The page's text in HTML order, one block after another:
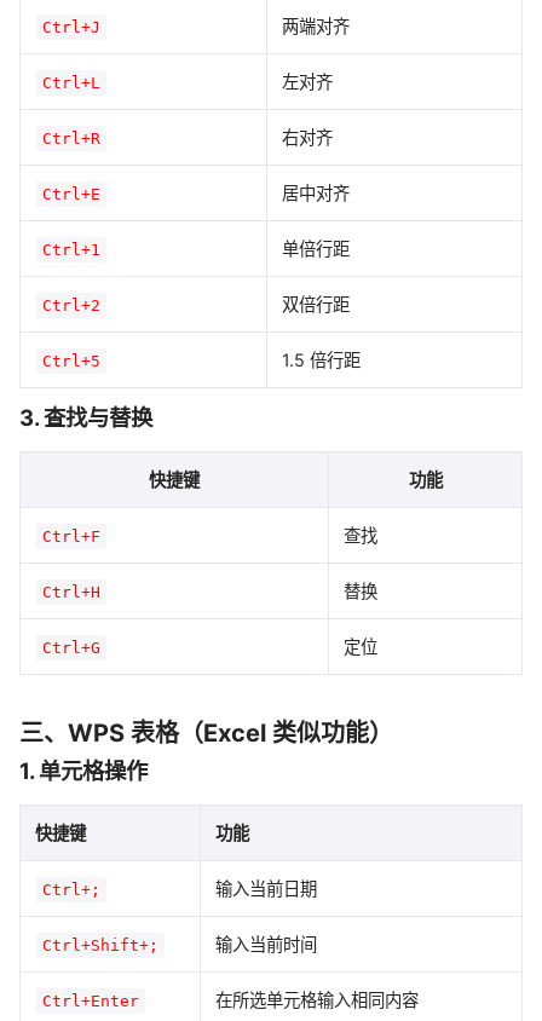
Ctrl+J 两端对齐
Ctrl+L 左对齐
Ctrl+R 右对齐
Ctrl+E 居中对齐
Ctrl+1 单倍行距
Ctrl+2 双倍行距
Ctrl+5 1.5 倍行距
3. 查找与替换
快捷键 功能
Ctrl+F 查找
Ctrl+H 替换
Ctrl+G 定位
三、WPS 表格（Excel 类似功能）
1. 单元格操作
快捷键 功能
Ctrl+; 输入当前日期
Ctrl+Shift+; 输入当前时间
Ctrl+Enter 在所选单元格输入相同内容